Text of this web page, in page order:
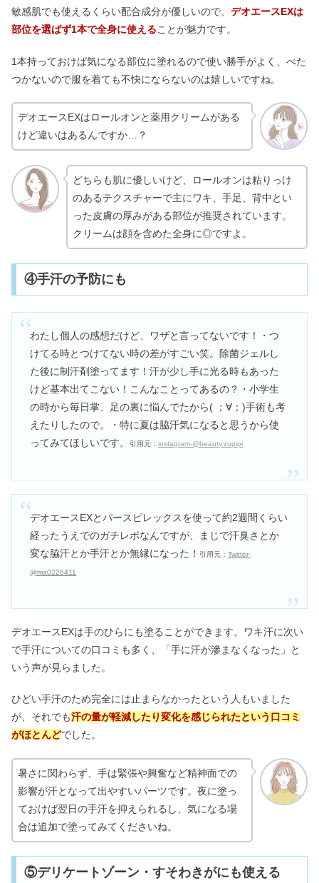
敏感肌でも使えるくらい配合成分が優しいので、 デオエースEXは
部位を選ばず1本で全身に使えることが魅力です。
1本持っておけば気になる部位に塗れるので使い勝手がよく、べた
つかないので服を着ても不快にならないのは嬉しいですね。
デオエースEXはロールオンと薬用クリームがある
けど違いはあるんですか…？
どちらも肌に優しいけど、ロールオンは粘りっけ
のあるテクスチャーで主にワキ、手足、背中とい
った皮膚の厚みがある部位が推奨されています。
クリームは顔を含めた全身に◎ですよ。
④手汗の予防にも
わたし個人の感想だけど、ワザと言ってないです！・つ
けてる時とつけてない時の差がすごい笑。除菌ジェルし
た後に制汗剤塗ってます！汗が少し手に光る時もあった
けど基本出てこない！こんなことってあるの？・小学生
の時から毎日掌、足の裏に悩んでたから( ；∀；)手術も考
えたりしたので。・特に夏は脇汗気になると思うから使
ってみてほしいです。
引用元：instagram-@beauty.zupipi
デオエースEXとパースピレックスを使って約2週間くらい
経ったうえでのガチレポなんですが、まじで汗臭さとか
変な脇汗とか手汗とか無縁になった！
引用元：Twitter-
@ma0226411
デオエースEXは手のひらにも塗ることができます。ワキ汗に次い
で手汗についての口コミも多く、「手に汗が滲まなくなった」と
いう声が見らました。
ひどい手汗のため完全には止まらなかったという人もいました
が、それでも汗の量が軽減したり変化を感じられたという口コミ
がほとんどでした。
暑さに関わらず、手は緊張や興奮など精神面での
影響が汗となって出やすいパーツです。夜に塗っ
ておけば翌日の手汗を抑えられるし、気になる場
合は追加で塗ってみてくださいね。
⑤デリケートゾーン・すそわきがにも使える